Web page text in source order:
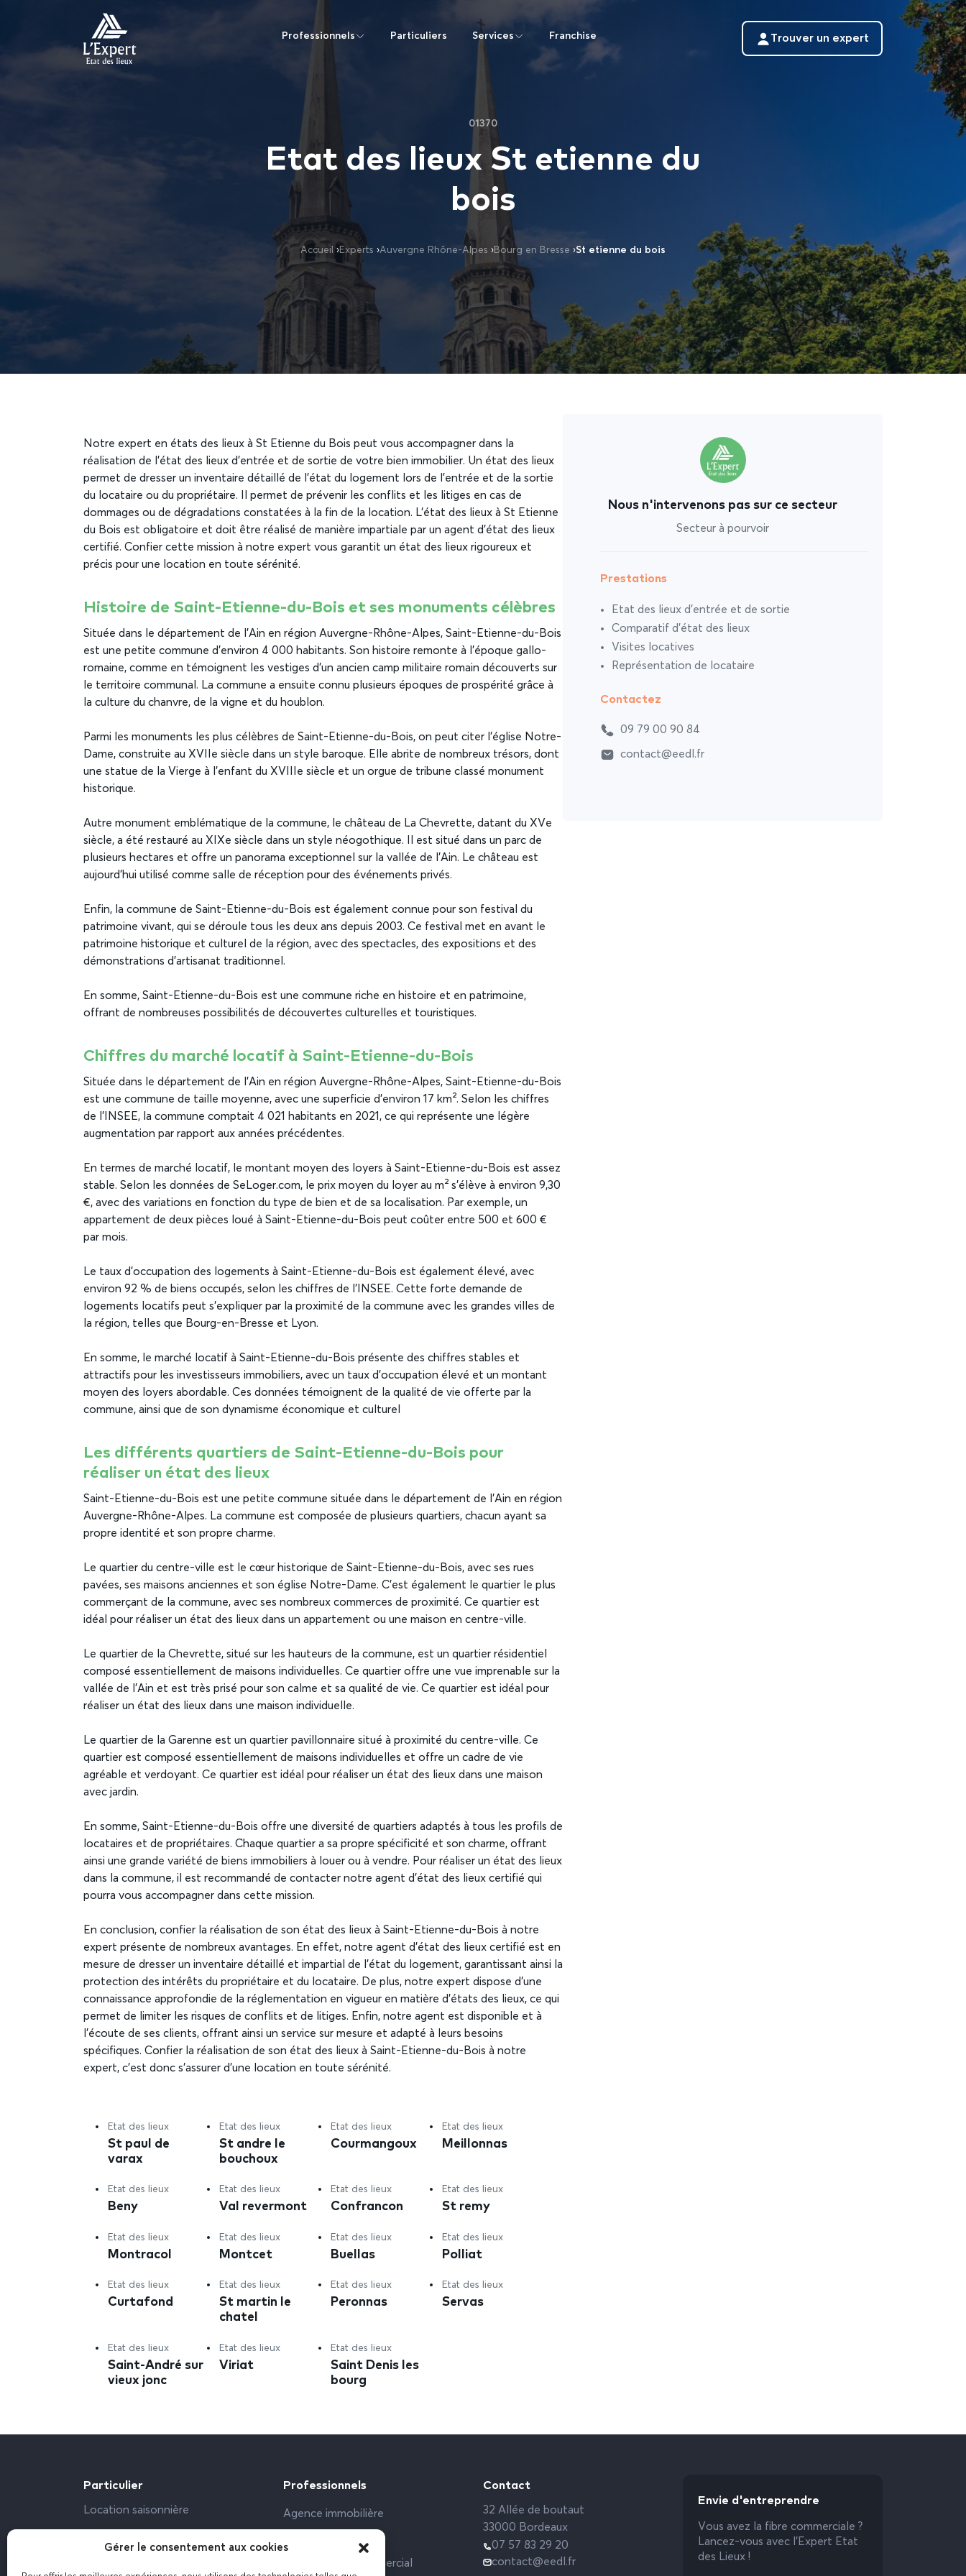
Gérer le consentement aux cookies
Professionnels Particuliers Services Franchise Trouver un expert
01370
Etat des lieux St etienne du
bois
Accueil ›Experts ›Auvergne Rhône-Alpes ›Bourg en Bresse ›St etienne du bois
Notre expert en états des lieux à St Etienne du Bois peut vous accompagner dans la
réalisation de l’état des lieux d’entrée et de sortie de votre bien immobilier. Un état des lieux
permet de dresser un inventaire détaillé de l’état du logement lors de l’entrée et de la sortie
du locataire ou du propriétaire. Il permet de prévenir les conflits et les litiges en cas de
dommages ou de dégradations constatées à la fin de la location. L’état des lieux à St Etienne
du Bois est obligatoire et doit être réalisé de manière impartiale par un agent d’état des lieux
certifié. Confier cette mission à notre expert vous garantit un état des lieux rigoureux et
précis pour une location en toute sérénité.
Histoire de Saint-Etienne-du-Bois et ses monuments célèbres
Située dans le département de l’Ain en région Auvergne-Rhône-Alpes, Saint-Etienne-du-Bois
est une petite commune d’environ 4 000 habitants. Son histoire remonte à l’époque gallo-
romaine, comme en témoignent les vestiges d’un ancien camp militaire romain découverts sur
le territoire communal. La commune a ensuite connu plusieurs époques de prospérité grâce à
la culture du chanvre, de la vigne et du houblon.
Parmi les monuments les plus célèbres de Saint-Etienne-du-Bois, on peut citer l’église Notre-
Dame, construite au XVIIe siècle dans un style baroque. Elle abrite de nombreux trésors, dont
une statue de la Vierge à l’enfant du XVIIIe siècle et un orgue de tribune classé monument
historique.
Autre monument emblématique de la commune, le château de La Chevrette, datant du XVe
siècle, a été restauré au XIXe siècle dans un style néogothique. Il est situé dans un parc de
plusieurs hectares et offre un panorama exceptionnel sur la vallée de l’Ain. Le château est
aujourd’hui utilisé comme salle de réception pour des événements privés.
Enfin, la commune de Saint-Etienne-du-Bois est également connue pour son festival du
patrimoine vivant, qui se déroule tous les deux ans depuis 2003. Ce festival met en avant le
patrimoine historique et culturel de la région, avec des spectacles, des expositions et des
démonstrations d’artisanat traditionnel.
En somme, Saint-Etienne-du-Bois est une commune riche en histoire et en patrimoine,
offrant de nombreuses possibilités de découvertes culturelles et touristiques.
Chiffres du marché locatif à Saint-Etienne-du-Bois
Située dans le département de l’Ain en région Auvergne-Rhône-Alpes, Saint-Etienne-du-Bois
est une commune de taille moyenne, avec une superficie d’environ 17 km². Selon les chiffres
de l’INSEE, la commune comptait 4 021 habitants en 2021, ce qui représente une légère
augmentation par rapport aux années précédentes.
En termes de marché locatif, le montant moyen des loyers à Saint-Etienne-du-Bois est assez
stable. Selon les données de SeLoger.com, le prix moyen du loyer au m² s’élève à environ 9,30
€, avec des variations en fonction du type de bien et de sa localisation. Par exemple, un
appartement de deux pièces loué à Saint-Etienne-du-Bois peut coûter entre 500 et 600 €
par mois.
Le taux d’occupation des logements à Saint-Etienne-du-Bois est également élevé, avec
environ 92 % de biens occupés, selon les chiffres de l’INSEE. Cette forte demande de
logements locatifs peut s’expliquer par la proximité de la commune avec les grandes villes de
la région, telles que Bourg-en-Bresse et Lyon.
En somme, le marché locatif à Saint-Etienne-du-Bois présente des chiffres stables et
attractifs pour les investisseurs immobiliers, avec un taux d’occupation élevé et un montant
moyen des loyers abordable. Ces données témoignent de la qualité de vie offerte par la
commune, ainsi que de son dynamisme économique et culturel
Les différents quartiers de Saint-Etienne-du-Bois pour
réaliser un état des lieux
Saint-Etienne-du-Bois est une petite commune située dans le département de l’Ain en région
Auvergne-Rhône-Alpes. La commune est composée de plusieurs quartiers, chacun ayant sa
propre identité et son propre charme.
Le quartier du centre-ville est le cœur historique de Saint-Etienne-du-Bois, avec ses rues
pavées, ses maisons anciennes et son église Notre-Dame. C’est également le quartier le plus
commerçant de la commune, avec ses nombreux commerces de proximité. Ce quartier est
idéal pour réaliser un état des lieux dans un appartement ou une maison en centre-ville.
Le quartier de la Chevrette, situé sur les hauteurs de la commune, est un quartier résidentiel
composé essentiellement de maisons individuelles. Ce quartier offre une vue imprenable sur la
vallée de l’Ain et est très prisé pour son calme et sa qualité de vie. Ce quartier est idéal pour
réaliser un état des lieux dans une maison individuelle.
Le quartier de la Garenne est un quartier pavillonnaire situé à proximité du centre-ville. Ce
quartier est composé essentiellement de maisons individuelles et offre un cadre de vie
agréable et verdoyant. Ce quartier est idéal pour réaliser un état des lieux dans une maison
avec jardin.
En somme, Saint-Etienne-du-Bois offre une diversité de quartiers adaptés à tous les profils de
locataires et de propriétaires. Chaque quartier a sa propre spécificité et son charme, offrant
ainsi une grande variété de biens immobiliers à louer ou à vendre. Pour réaliser un état des lieux
dans la commune, il est recommandé de contacter notre agent d’état des lieux certifié qui
pourra vous accompagner dans cette mission.
En conclusion, confier la réalisation de son état des lieux à Saint-Etienne-du-Bois à notre
expert présente de nombreux avantages. En effet, notre agent d’état des lieux certifié est en
mesure de dresser un inventaire détaillé et impartial de l’état du logement, garantissant ainsi la
protection des intérêts du propriétaire et du locataire. De plus, notre expert dispose d’une
connaissance approfondie de la réglementation en vigueur en matière d’états des lieux, ce qui
permet de limiter les risques de conflits et de litiges. Enfin, notre agent est disponible et à
l’écoute de ses clients, offrant ainsi un service sur mesure et adapté à leurs besoins
spécifiques. Confier la réalisation de son état des lieux à Saint-Etienne-du-Bois à notre
expert, c’est donc s’assurer d’une location en toute sérénité.
Etat des lieux
St paul de
varax
Etat des lieux
St andre le
bouchoux
Etat des lieux
Courmangoux
Etat des lieux
Meillonnas
Etat des lieux
Beny
Etat des lieux
Val revermont
Etat des lieux
Confrancon
Etat des lieux
St remy
Etat des lieux
Montracol
Etat des lieux
Montcet
Etat des lieux
Buellas
Etat des lieux
Polliat
Etat des lieux
Curtafond
Etat des lieux
St martin le
chatel
Etat des lieux
Peronnas
Etat des lieux
Servas
Etat des lieux
Saint-André sur
vieux jonc
Etat des lieux
Viriat
Etat des lieux
Saint Denis les
bourg
Nous n'intervenons pas sur ce secteur
Secteur à pourvoir
Prestations
Etat des lieux d’entrée et de sortie
Comparatif d’état des lieux
Visites locatives
Représentation de locataire
Contactez
09 79 00 90 84
contact@eedl.fr
Particulier
Location saisonnière
Professionnels
Agence immobilière
Bureau, Local commercial
Contact
32 Allée de boutaut
33000 Bordeaux
07 57 83 29 20
contact@eedl.fr
Envie d'entreprendre
Vous avez la fibre commerciale ?
Lancez-vous avec l’Expert Etat
des Lieux !